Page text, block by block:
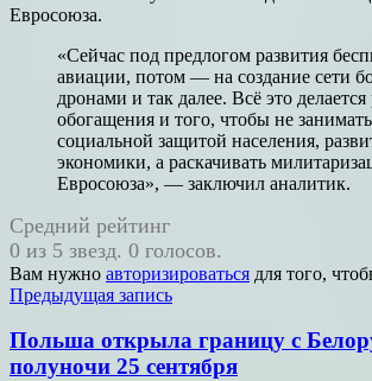
Евросоюза.
«Сейчас под предлогом развития
авиации, потом — на создание сети
дронами и так далее. Всё это делается
обогащения и того, чтобы не
социальной защитой населения,
экономики, а раскачивать
Евросоюза», — заключил аналитик.
Средний рейтинг
0 из 5 звезд. 0 голосов.
Вам нужно авторизироваться для того,
Навигация
по
записям
Предыдущая запись
Польша открыла границу с
полуночи 25 сентября